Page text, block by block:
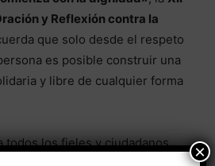
y Reflexión contra la
que solo desde el respeto
es posible construir una
y libre de cualquier forma
todos los fieles y ciudadanos
×